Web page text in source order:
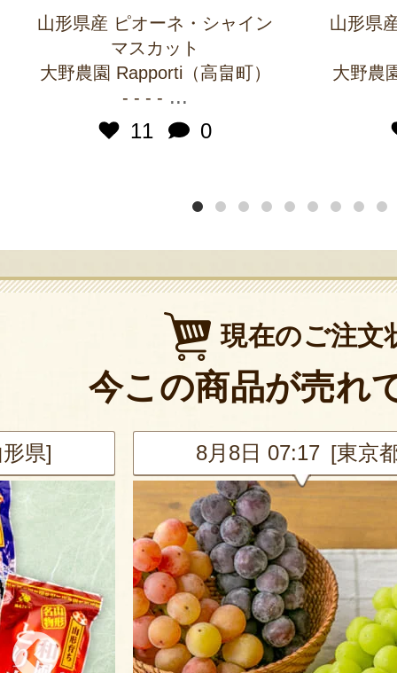
山形県産 ピオーネ・シャイン
マスカット
大野農園 Rapporti（高畠町）
- - - - ...
11
0
山形県
大野農
現在のご注文
今この商品が売れ
都] 8月8日 07:08 [大阪